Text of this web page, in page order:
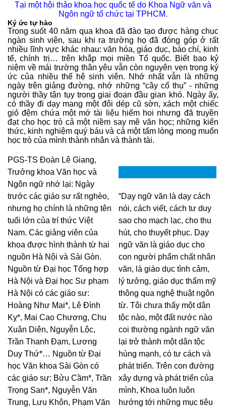
Tại một hội thảo khoa học quốc tế do Khoa Ngữ văn và
Ngôn ngữ tổ chức tại TPHCM.
Ký ức tự hào
Trong suốt 40 năm qua khoa đã đào tạo được hàng chục
ngàn sinh viên, sau khi ra trường họ đã đóng góp ở rất
nhiều lĩnh vực khác nhau: văn hóa, giáo dục, báo chí, kinh
tế, chính trị… trên khắp mọi miền Tổ quốc. Biết bao kỷ
niệm về mái trường thân yêu vẫn còn nguyên vẹn trong ký
ức của nhiều thế hệ sinh viên. Nhớ nhất vẫn là những
ngày trên giảng đường, nhớ những “cây cổ thụ” - những
người thầy tận tụy trong giai đoạn đầu gian khó. Ngày ấy,
có thầy đi dạy mang một đôi dép cũ sờn, xách một chiếc
giỏ đệm chứa một mớ tài liệu hiếm hoi nhưng đã truyền
đạt cho học trò cả một niềm say mê văn học; những kiến
thức, kinh nghiệm quý báu và cả một tấm lòng mong muốn
học trò của mình thành nhân và thành tài.
“Dạy ngữ văn là dạy cách
nói, cách viết, cách tư duy
sao cho mạch lạc, cho thu
hút, cho thuyết phục. Dạy
ngữ văn là giáo dục cho
con người phẩm chất nhân
văn, là giáo dục tình cảm,
lý tưởng, giáo dục thẩm mỹ
thông qua nghệ thuật ngôn
từ. Tôi chưa thấy một dân
tộc nào, một đất nước nào
coi thường ngành ngữ văn
lại trở thành một dân tộc
hùng mạnh, có tư cách và
phát triển. Trên con đường
xây dựng và phát triển của
mình, Khoa luôn luôn
hướng tới những mục tiêu
PGS-TS Đoàn Lê Giang,
Trưởng khoa Văn học và
Ngôn ngữ nhớ lại: Ngày
trước các giáo sư rất nghèo,
nhưng họ chính là những tên
tuổi lớn của trí thức Việt
Nam. Các giảng viên của
khoa được hình thành từ hai
nguồn Hà Nội và Sài Gòn.
Nguồn từ Đại học Tổng hợp
Hà Nội và Đại học Sư phạm
Hà Nội có các giáo sư:
Hoàng Như Mai*, Lê Đình
Kỵ*, Mai Cao Chương, Chu
Xuân Diên, Nguyễn Lộc,
Trần Thanh Đạm, Lương
Duy Thứ*… Nguồn từ Đại
học Văn khoa Sài Gòn có
các giáo sư: Bửu Cầm*, Trần
Trọng San*, Nguyễn Văn
Trung, Lưu Khôn, Phạm Văn